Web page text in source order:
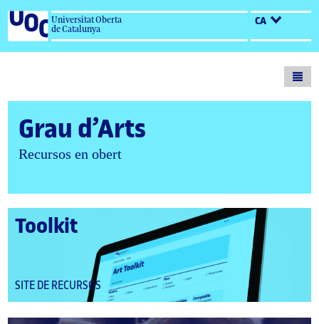
Universitat Oberta
de Catalunya
CA
Grau d’Arts
Recursos en obert
Toolkit
DEL
TIPUS:
SITE DE RECURSOS